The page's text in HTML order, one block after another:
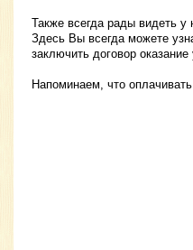
Также всегда рады видеть
Здесь Вы всегда можете
заключить договор
Напоминаем, что